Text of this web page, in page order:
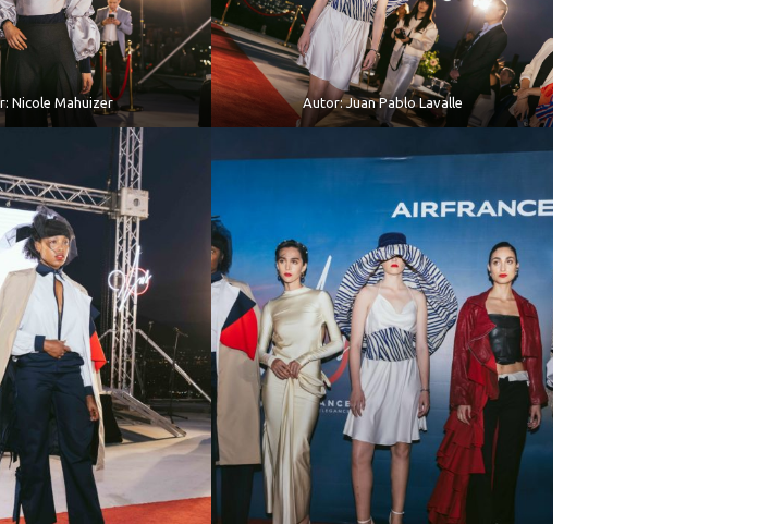
Nicole Mahuizer Autor: Juan Pablo Lavalle